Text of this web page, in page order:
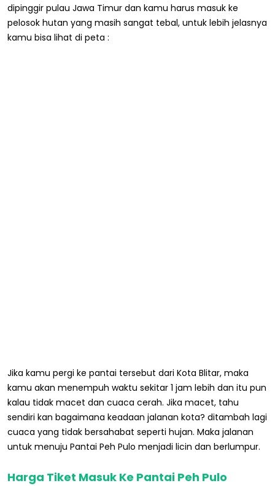
dipinggir pulau Jawa Timur dan kamu harus masuk ke
pelosok hutan yang masih sangat tebal, untuk lebih jelasnya
kamu bisa lihat di peta :
Jika kamu pergi ke pantai tersebut dari Kota Blitar, maka
kamu akan menempuh waktu sekitar 1 jam lebih dan itu pun
kalau tidak macet dan cuaca cerah. Jika macet, tahu
sendiri kan bagaimana keadaan jalanan kota? ditambah lagi
cuaca yang tidak bersahabat seperti hujan. Maka jalanan
untuk menuju Pantai Peh Pulo menjadi licin dan berlumpur.
Harga Tiket Masuk Ke Pantai Peh Pulo